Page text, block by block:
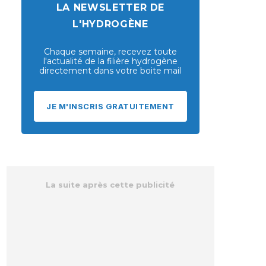
LA NEWSLETTER DE
L'HYDROGÈNE
Chaque semaine, recevez toute
l'actualité de la filière hydrogène
directement dans votre boite mail
JE M'INSCRIS GRATUITEMENT